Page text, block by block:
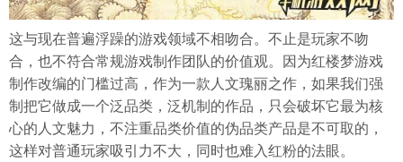
这与现在普遍浮躁的游戏领域不相吻合。不止是玩家不吻
合，也不符合常规游戏制作团队的价值观。因为红楼梦游戏
制作改编的门槛过高，作为一款人文瑰丽之作，如果我们强
制把它做成一个泛品类，泛机制的作品，只会破坏它最为核
心的人文魅力，不注重品类价值的伪品类产品是不可取的，
这样对普通玩家吸引力不大，同时也难入红粉的法眼。